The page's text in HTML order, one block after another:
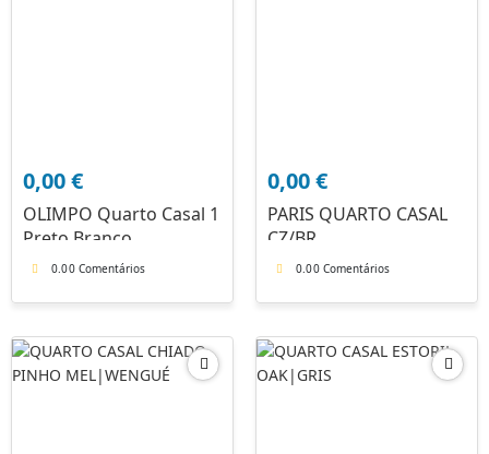
0,00€
OLIMPO Quarto Casal 1
Preto Branco
0.00 Comentários
0,00€
PARIS QUARTO CASAL
CZ/BR
0.00 Comentários